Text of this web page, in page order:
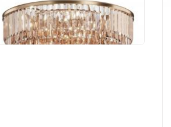
107 940 руб.
64 764 руб.